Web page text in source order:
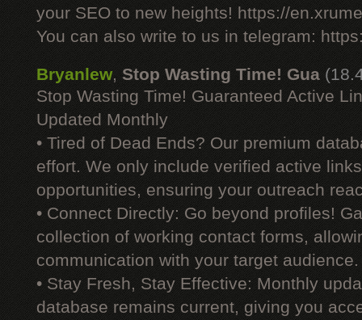
your SEO to new heights! https://
You can also write to us in telegram:
Bryanlew, Stop Wasting Time! Gua
Stop Wasting Time! Guaranteed Active
Updated Monthly
• Tired of Dead Ends? Our premium
effort. We only include verified active
opportunities, ensuring your outreach
• Connect Directly: Go beyond profiles!
collection of working contact forms,
communication with your target audience.
• Stay Fresh, Stay Effective: Monthly
database remains current, giving you